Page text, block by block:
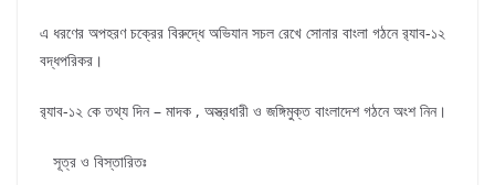
এ ধরণের অপহরণ চক্রের বিরুদ্ধে অভিযান সচল রেখে সোনার বাংলা গঠনে র‌্যাব-১২
বদ্ধপরিকর।
র‌্যাব-১২ কে তথ্য দিন – মাদক , অস্ত্রধারী ও জঙ্গিমুক্ত বাংলাদেশ গঠনে অংশ নিন।
সূত্র ও বিস্তারিতঃ